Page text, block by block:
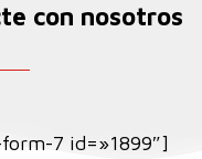
con nosotros
7 id=»1899″]